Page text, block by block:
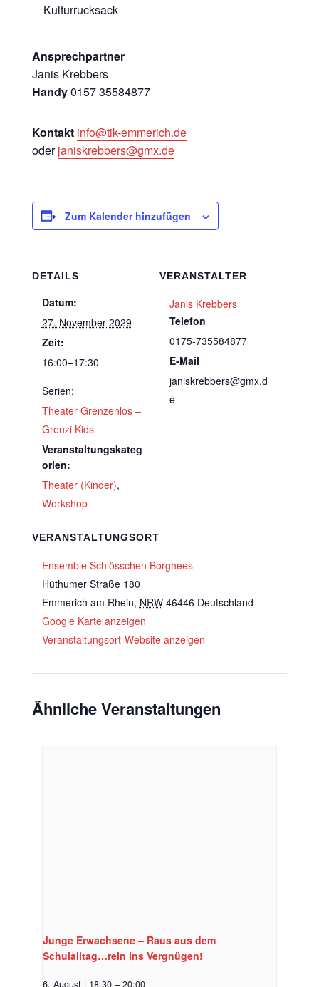
Kulturrucksack
Ansprechpartner
Janis Krebbers
Handy0157 35584877
Kontakt info@tik-emmerich.de
oderjaniskrebbers@gmx.de
Zum Kalender hinzufügen
DETAILS
Datum:
27. November 2029
Zeit:
16:00–17:30
Serien:
Theater Grenzenlos –
Grenzi Kids
Veranstaltungskateg
orien:
Theater (Kinder),
Workshop
VERANSTALTUNGSORT
Ensemble Schlösschen Borghees
Hüthumer Straße 180
Emmerich am Rhein, NRW 46446 Deutschland
Google Karte anzeigen
Veranstaltungsort-Website anzeigen
VERANSTALTER
Janis Krebbers
Telefon
0175-735584877
E-Mail
janiskrebbers@gmx.d
e
Ähnliche Veranstaltungen
Junge Erwachsene – Raus aus dem
Schulalltag…rein ins Vergnügen!
6. August | 18:30 – 20:00